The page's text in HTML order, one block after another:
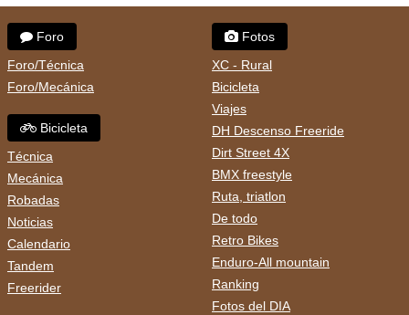
Foro
Foro/Técnica
Foro/Mecánica
Bicicleta
Técnica
Mecánica
Robadas
Noticias
Calendario
Tandem
Freerider
Fotos
XC - Rural
Bicicleta
Viajes
DH Descenso Freeride
Dirt Street 4X
BMX freestyle
Ruta, triatlon
De todo
Retro Bikes
Enduro-All mountain
Ranking
Fotos del DIA